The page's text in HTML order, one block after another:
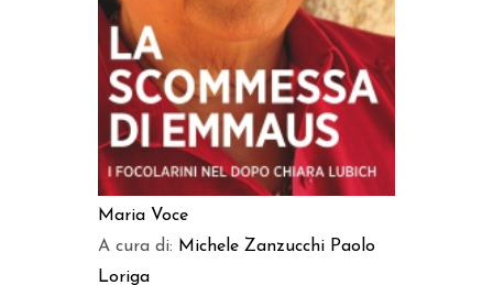
Maria Voce
A cura di: Michele Zanzucchi Paolo
Loriga